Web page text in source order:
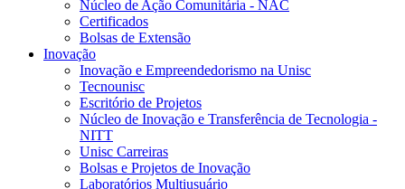
Núcleo de Ação Comunitária - NAC
Certificados
Bolsas de Extensão
Inovação
Inovação e Empreendedorismo na Unisc
Tecnounisc
Escritório de Projetos
Núcleo de Inovação e Transferência de Tecnologia -
NITT
Unisc Carreiras
Bolsas e Projetos de Inovação
Laboratórios Multiusuário